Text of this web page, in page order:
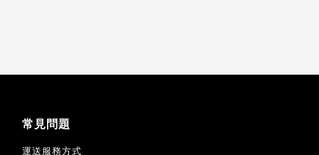
常見問題
運送服務方式